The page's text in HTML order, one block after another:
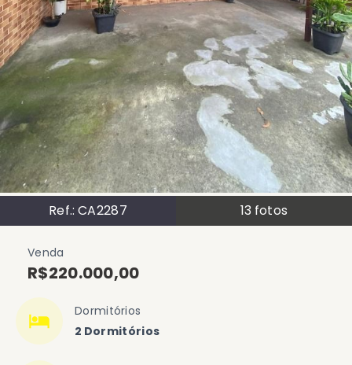
Ref.:CA2287 13 fotos
Venda
R$220.000,00
Dormitórios
2 Dormitórios